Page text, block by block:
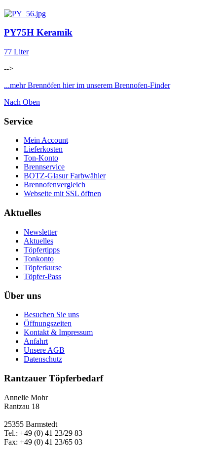
PY75H Keramik
77 Liter
-->
...mehr Brennöfen hier im unserem Brennofen-Finder
Nach Oben
Service
Mein Account
Lieferkosten
Ton-Konto
Brennservice
BOTZ-Glasur Farbwähler
Brennofenvergleich
Webseite mit SSL öffnen
Aktuelles
Newsletter
Aktuelles
Töpfertipps
Tonkonto
Töpferkurse
Töpfer-Pass
Über uns
Besuchen Sie uns
Öffnungszeiten
Kontakt & Impressum
Anfahrt
Unsere AGB
Datenschutz
Rantzauer Töpferbedarf
Annelie Mohr
Rantzau 18
25355 Barmstedt
Tel.: +49 (0) 41 23/29 83
Fax: +49 (0) 41 23/65 03